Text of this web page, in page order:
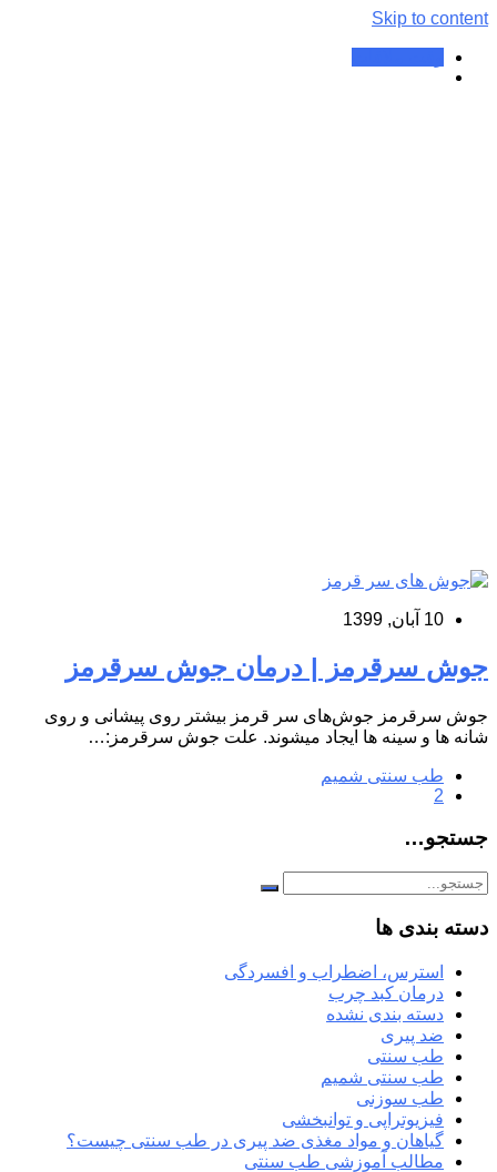
Skip to content
10 آبان, 1399
جوش سرقرمز | درمان جوش سرقرمز
جوش سرقرمز جوش‌های سر قرمز بیشتر روی پیشانی و روی
شانه ها و سینه ها ایجاد میشوند. علت جوش سرقرمز:…
طب سنتی شمیم
2
جستجو…
دسته بندی ها
استرس، اضطراب و افسردگی
درمان کبد چرب
دسته بندی نشده
ضد پیری
طب سنتی
طب سنتی شمیم
طب سوزنی
فیزیوتراپی و توانبخشی
گیاهان و مواد مغذی ضد پیری در طب سنتی چیست؟
مطالب آموزشی طب سنتی